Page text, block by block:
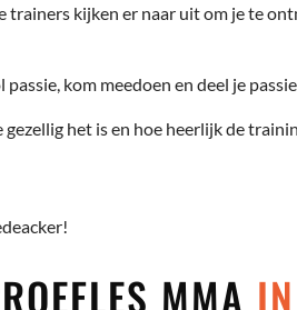
trainers kijken er naar uit om je te
kom meedoen en deel je
gezellig het is en hoe heerlijk de
MMA